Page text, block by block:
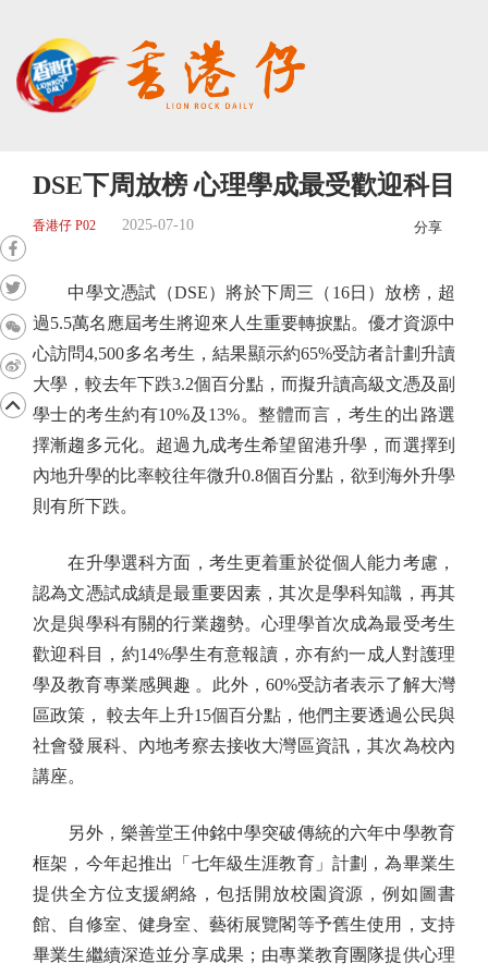
DSE下周放榜 心理學成最受歡迎科目
香港仔 P02 2025-07-10 分享
中學文憑試（DSE）將於下周三（16日）放榜，超
過5.5萬名應屆考生將迎來人生重要轉捩點。優才資源中
心訪問4,500多名考生，結果顯示約65%受訪者計劃升讀
大學，較去年下跌3.2個百分點，而擬升讀高級文憑及副
學士的考生約有10%及13%。整體而言，考生的出路選
擇漸趨多元化。超過九成考生希望留港升學，而選擇到
內地升學的比率較往年微升0.8個百分點，欲到海外升學
則有所下跌。
在升學選科方面，考生更着重於從個人能力考慮，
認為文憑試成績是最重要因素，其次是學科知識，再其
次是與學科有關的行業趨勢。心理學首次成為最受考生
歡迎科目，約14%學生有意報讀，亦有約一成人對護理
學及教育專業感興趣 。此外，60%受訪者表示了解大灣
區政策， 較去年上升15個百分點，他們主要透過公民與
社會發展科、內地考察去接收大灣區資訊，其次為校內
講座。
另外，樂善堂王仲銘中學突破傳統的六年中學教育
框架，今年起推出「七年級生涯教育」計劃，為畢業生
提供全方位支援網絡，包括開放校園資源，例如圖書
館、自修室、健身室、藝術展覽閣等予舊生使用，支持
畢業生繼續深造並分享成果；由專業教育團隊提供心理